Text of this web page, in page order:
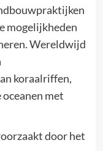
mogelijkheden
Wereldwijd
koraalriffen,
met
door het